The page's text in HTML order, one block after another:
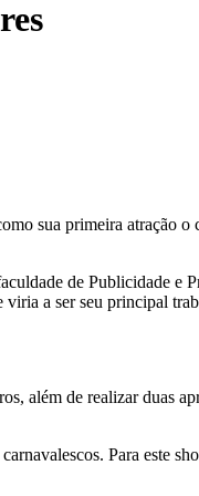
sua primeira atração
de Publicidade e
a ser seu principal
além de realizar duas
Para este